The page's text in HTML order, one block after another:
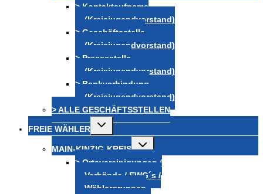
> Kontaktaufname
(Kreisjugendvorstand)
> Geschäftsstelle
(Kreisjugendvorstand)
> Pressestelle
(Kreisjugendvorstand)
> Bankverbindung
(Kreisjugendvorstand)
> ALLE GESCHÄFTSSTELLEN
FREIE WÄHLER
Untermenü
MAIN-KINZIG-KREIS
Untermenü
umschalten
> Ortsvereinigungen /
Verbände / FWG´s /
Wählergruppen